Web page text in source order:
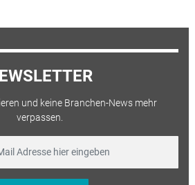
und keine Branchen-News mehr
verpassen.